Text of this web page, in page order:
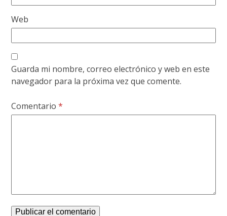
Web
Guarda mi nombre, correo electrónico y web en este
navegador para la próxima vez que comente.
Comentario*